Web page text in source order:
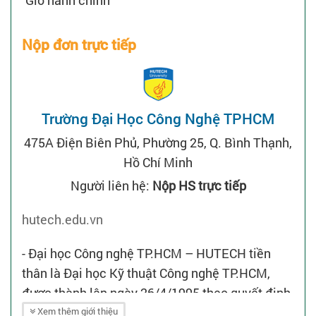
Nộp đơn trực tiếp
Trường Đại Học Công Nghệ TPHCM
475A Điện Biên Phủ, Phường 25, Q. Bình Thạnh,
Hồ Chí Minh
Người liên hệ: Nộp HS trực tiếp
hutech.edu.vn
- Đại học Công nghệ TP.HCM – HUTECH tiền
thân là Đại học Kỹ thuật Công nghệ TP.HCM,
được thành lập ngày 26/4/1995 theo quyết định
Xem thêm giới thiệu